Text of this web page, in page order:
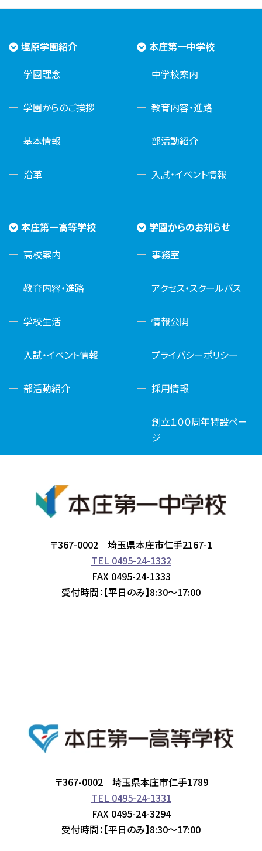
塩原学園紹介
学園理念
学園からのご挨拶
基本情報
沿革
本庄第一中学校
中学校案内
教育内容・進路
部活動紹介
入試・イベント情報
本庄第一高等学校
高校案内
教育内容・進路
学校生活
入試・イベント情報
部活動紹介
学園からのお知らせ
事務室
アクセス・スクールバス
情報公開
プライバシーポリシー
採用情報
創立１００周年特設ペー
ジ
〒367-0002 埼玉県本庄市仁手2167-1
TEL 0495-24-1332
FAX 0495-24-1333
受付時間：【平日のみ】8:30～17:00
〒367-0002 埼玉県本庄市仁手1789
TEL 0495-24-1331
FAX 0495-24-3294
受付時間：【平日のみ】8:30～17:00